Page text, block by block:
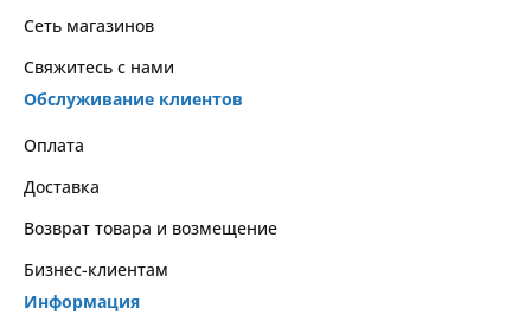
Сеть магазинов
Свяжитесь с нами
Обслуживание клиентов
Оплата
Доставка
Возврат товара и возмещение
Бизнес-клиентам
Информация